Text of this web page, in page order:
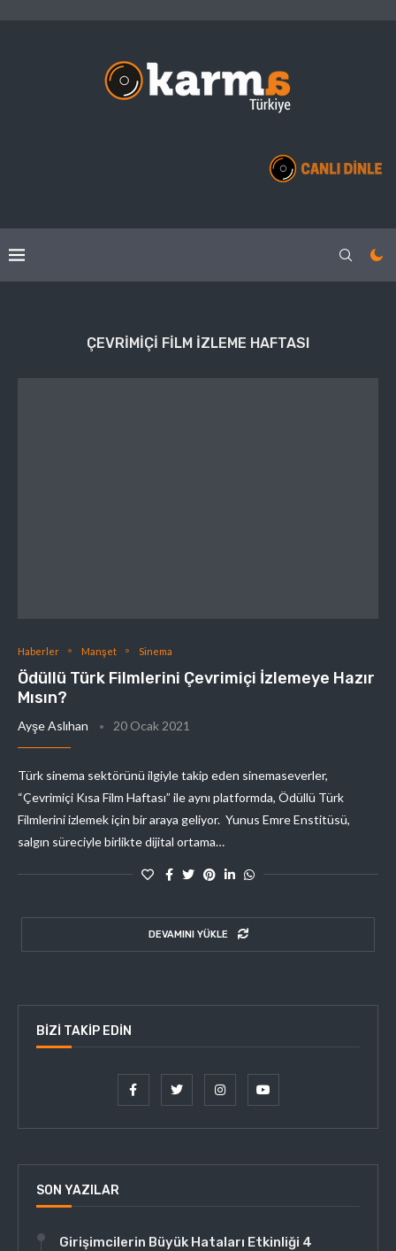
ÇEVRIMIÇI FILM IZLEME HAFTASI
Haberler Manşet Sinema
Ödüllü Türk Filmlerini Çevrimiçi İzlemeye Hazır
Mısın?
Ayşe Aslıhan 20 Ocak 2021
Türk sinema sektörünü ilgiyle takip eden sinemaseverler,
“Çevrimiçi Kısa Film Haftası” ile aynı platformda, Ödüllü Türk
Filmlerini izlemek için bir araya geliyor. Yunus Emre Enstitüsü,
salgın süreciyle birlikte dijital ortama…
DEVAMINI YÜKLE
BIZI TAKIP EDIN
SON YAZILAR
Girişimcilerin Büyük Hataları Etkinliği 4